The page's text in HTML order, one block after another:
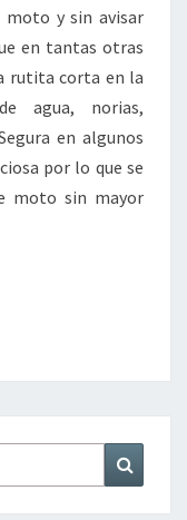
moto y sin avisar
en tantas otras
rutita corta en la
agua, norias,
en algunos
por lo que se
moto sin mayor